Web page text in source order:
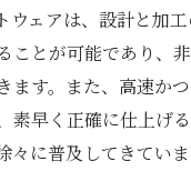
ェアは、設計と加
ことが可能であり、
ます。また、高速か
素早く正確に仕上げ
々に普及してきてい